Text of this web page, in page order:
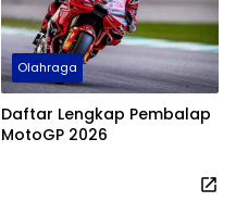
Olahraga
Daftar Lengkap Pembalap
MotoGP 2026